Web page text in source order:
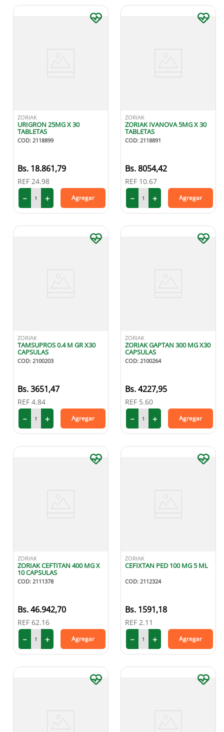
ZORIAK
URIGRON 25MG X 30
TABLETAS
COD: 2118899
18.861,79
REF 24.98
＋
－ Agregar
ZORIAK
ZORIAK IVANOVA 5MG X 30
TABLETAS
COD: 2118891
8054,42
REF 10.67
＋
－ Agregar
ZORIAK
TAMSUPROS 0.4 M GR X30
CAPSULAS
COD: 2100203
3651,47
REF 4.84
＋
－ Agregar
ZORIAK
ZORIAK GAPTAN 300 MG X30
CAPSULAS
COD: 2100264
4227,95
REF 5.60
＋
－ Agregar
ZORIAK
ZORIAK CEFTITAN 400 MG X
10 CAPSULAS
COD: 2111378
46.942,70
REF 62.16
＋
－ Agregar
ZORIAK
CEFIXTAN PED 100 MG 5 ML
COD: 2112324
1591,18
REF 2.11
＋
－ Agregar